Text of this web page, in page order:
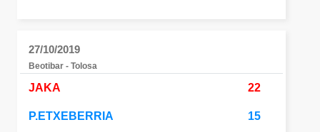
27/10/2019
Beotibar - Tolosa
JAKA 22
P.ETXEBERRIA 15